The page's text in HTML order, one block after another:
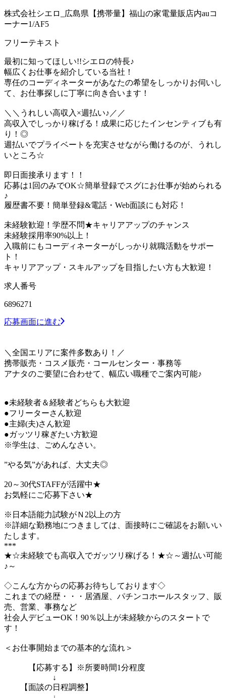
株式会社シエロ_広島県【携帯量】福山の家電量販店内auコ
ーナー1/AF5
フリーテキスト
最初に知ってほしい!!シエロの特長♪
幅広くお仕事を紹介している当社！
専任のコーディネーターがあなたの希望をしっかりお伺いし
て、お仕事探しに丁寧に向き合います！
＼＼うれしい高収入×週払い♪／／
高収入でしっかり稼げる！成果に応じたインセンティブも有
り！◎
週払いでプライベートを充実させながら働けるのが、うれし
いところ☆
即日面接承ります！！
応募は1回のみでOK☆簡単登録でスグにお仕事が始められる
♪
履歴書不要！簡単登録&電話・Web面談にも対応！
未経験歓迎！学歴不問★キャリアアップのチャンス
未経験採用率90%以上！
入職前にもコーディネーターがしっかり就職活動をサポー
ト！
キャリアアップ・スキルアップを目指したい方も大歓迎！
求人番号
6896271
応募画面に進む
＼全国エリアに案件多数あり！／
携帯販売・コスメ販売・コールセンター・事務等
アナタのご要望に合わせて、幅広い職種でご案内可能♪
●未経験者＆経験者どちらも大歓迎
●フリーターさん歓迎
●主婦(夫)さん歓迎
●ガッツリ稼ぎたい方歓迎
※学生は、ごめんなさい。
”やる気”があれば、大丈夫◎
20～30代STAFFが活躍中★
お気軽にご応募下さい★
※日本語能力試験がＮ2以上の方
※詳細な勤務地につきましては、面接時にご確認をお願いい
たします。
***
★☆未経験でも高収入でガッツリ稼げる！★☆～週払い可能
♪～
◇こんな方からの応募お待ちしております◇
これまでの経歴・・・居酒屋、パチンコホールスタッフ、販
売、営業、事務など
社会人デビューOK！90％以上が未経験からのスタートで
す！
＜お仕事開始までの基本的な流れ＞
【応募する】※所要時間1分程度
↓
【面談の日程調整】